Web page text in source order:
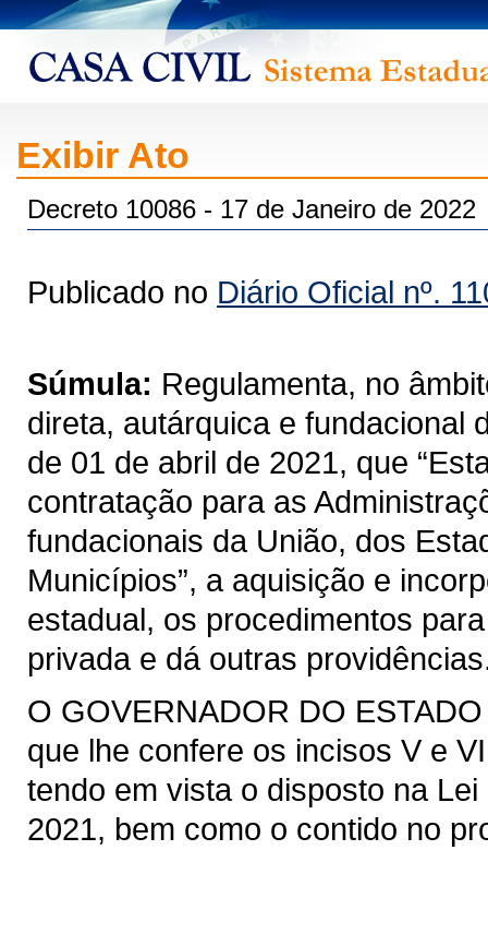
Exibir Ato
Decreto 10086 - 17 de Janeiro de 2022
Publicado no Diário Oficial nº.
Súmula: Regulamenta, no
direta, autárquica e fundacional
de 01 de abril de 2021, que
contratação para as
fundacionais da União, dos
Municípios”, a aquisição e
estadual, os procedimentos
privada e dá outras
O GOVERNADOR DO
que lhe confere os incisos V e
tendo em vista o disposto na
2021, bem como o contido no